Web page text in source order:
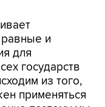
и
для
государств
из того,
применяться